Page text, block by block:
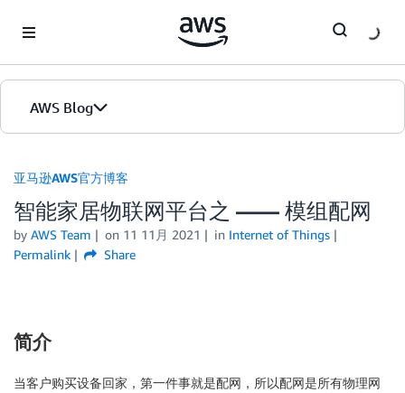
AWS Blog
首页
版本
亚马逊AWS官方博客
智能家居物联网平台之 —— 模组配网
by AWS Team on 11 11月 2021 in Internet of Things
Permalink
Share
简介
当客户购买设备回家，第一件事就是配网，所以配网是所有物理网